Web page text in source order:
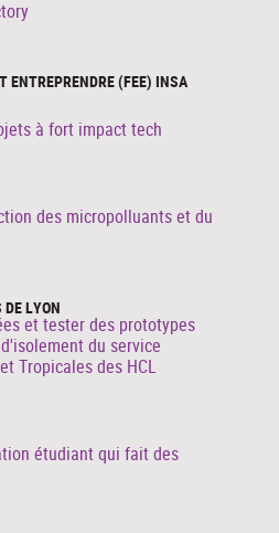
ENTREPRENDRE (FEE) INSA
à fort impact tech
des micropolluants et du
LYON
et tester des prototypes
du service
Tropicales des HCL
étudiant qui fait des